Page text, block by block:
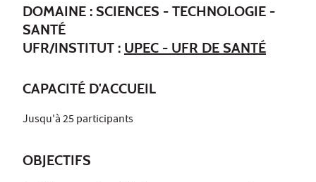
DOMAINE : SCIENCES - TECHNOLOGIE -
SANTÉ
UFR/INSTITUT : UPEC - UFR DE SANTÉ
CAPACITÉ D'ACCUEIL
Jusqu'à 25 participants
OBJECTIFS